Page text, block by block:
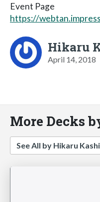
Event Page
https://
Hikaru
April 14, 2018
More Decks
See All by Hikaru